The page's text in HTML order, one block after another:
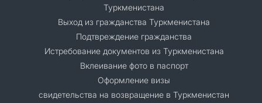
Туркменистана
Выход из гражданства Туркменистана
Подтвреждение гражданства
Истребование документов из Туркменистана
Вклеивание фото в паспорт
Оформление визы
свидетельства на возвращение в Туркменистан